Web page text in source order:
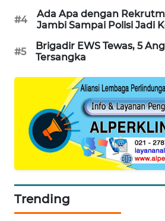
#4
Ada Apa dengan
Jambi Sampai Polisi Jadi
#5
Brigadir EWS Tewas, 5
Tersangka
Trending
KOPEKLIN
PORTAL
KONSUMEN
ALPERKLINAS
FORJASIDA
TAMBANG
NEWS